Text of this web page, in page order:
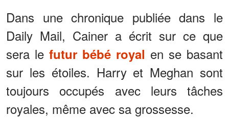
Dans une chronique publiée dans le
Daily Mail, Cainer a écrit sur ce que
sera le futur bébé royal en se basant
sur les étoiles. Harry et Meghan sont
toujours occupés avec leurs tâches
royales, même avec sa grossesse.